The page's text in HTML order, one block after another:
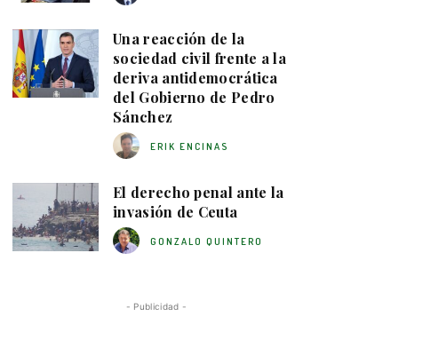
Una reacción de la
sociedad civil frente a la
deriva antidemocrática
del Gobierno de Pedro
Sánchez
ERIK ENCINAS
El derecho penal ante la
invasión de Ceuta
GONZALO QUINTERO
- Publicidad -